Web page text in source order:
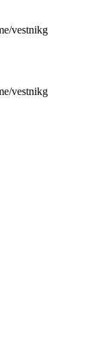
vestnikg
vestnikg